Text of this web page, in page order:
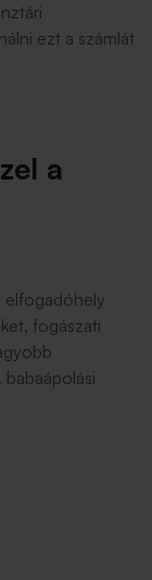
ezt a számlát
a
elfogadóhely
fogászati